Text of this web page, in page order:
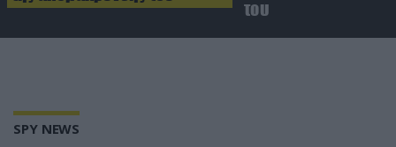
του
SPY NEWS